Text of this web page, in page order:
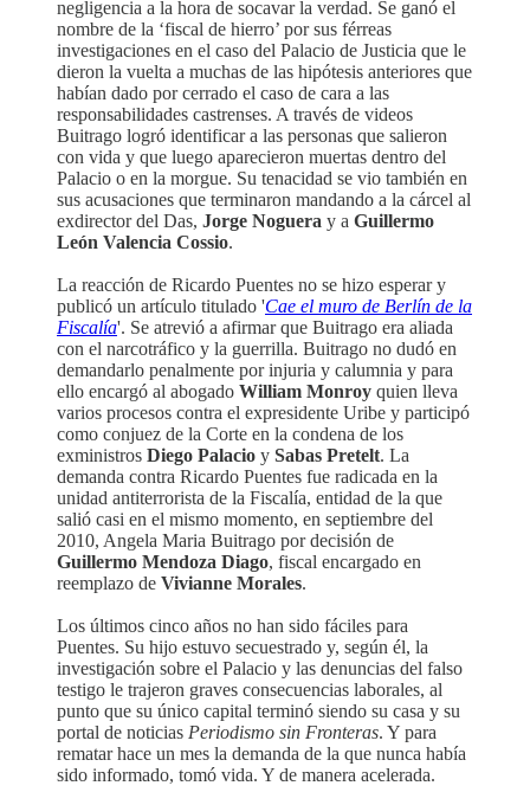
negligencia a la hora de socavar la verdad. Se ganó el
nombre de la ‘fiscal de hierro’ por sus férreas
investigaciones en el caso del Palacio de Justicia que le
dieron la vuelta a muchas de las hipótesis anteriores que
habían dado por cerrado el caso de cara a las
responsabilidades castrenses. A través de videos
Buitrago logró identificar a las personas que salieron
con vida y que luego aparecieron muertas dentro del
Palacio o en la morgue. Su tenacidad se vio también en
sus acusaciones que terminaron mandando a la cárcel al
exdirector del Das, Jorge Noguera y a Guillermo
León Valencia Cossio.
La reacción de Ricardo Puentes no se hizo esperar y
publicó un artículo titulado 'Cae el muro de Berlín de la
Fiscalía'. Se atrevió a afirmar que Buitrago era aliada
con el narcotráfico y la guerrilla. Buitrago no dudó en
demandarlo penalmente por injuria y calumnia y para
ello encargó al abogado William Monroy quien lleva
varios procesos contra el expresidente Uribe y participó
como conjuez de la Corte en la condena de los
exministros Diego Palacio y Sabas Pretelt. La
demanda contra Ricardo Puentes fue radicada en la
unidad antiterrorista de la Fiscalía, entidad de la que
salió casi en el mismo momento, en septiembre del
2010, Angela Maria Buitrago por decisión de
Guillermo Mendoza Diago, fiscal encargado en
reemplazo de Vivianne Morales.
Los últimos cinco años no han sido fáciles para
Puentes. Su hijo estuvo secuestrado y, según él, la
investigación sobre el Palacio y las denuncias del falso
testigo le trajeron graves consecuencias laborales, al
punto que su único capital terminó siendo su casa y su
portal de noticias Periodismo sin Fronteras. Y para
rematar hace un mes la demanda de la que nunca había
sido informado, tomó vida. Y de manera acelerada.